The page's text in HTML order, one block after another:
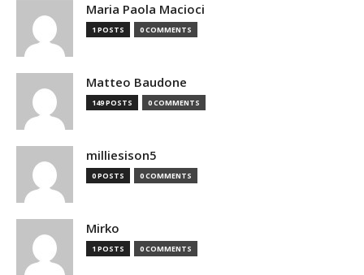
Maria Paola Macioci
1 POSTS 0 COMMENTS
Matteo Baudone
149 POSTS 0 COMMENTS
milliesison5
0 POSTS 0 COMMENTS
Mirko
1 POSTS 0 COMMENTS